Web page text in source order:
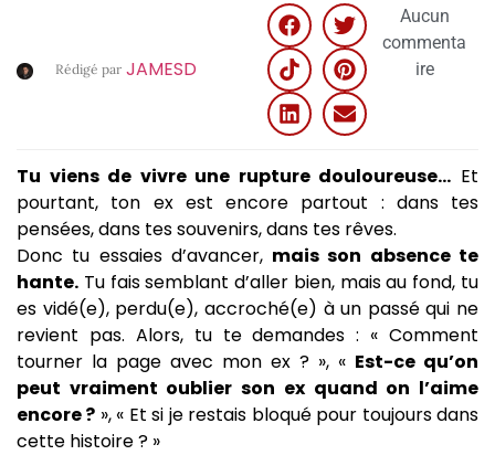
Rédigé par JAMESD
Aucun
commenta
ire
Tu viens de vivre une rupture douloureuse… Et
pourtant, ton ex est encore partout : dans tes
pensées, dans tes souvenirs, dans tes rêves.
Donc tu essaies d’avancer, mais son absence te
hante. Tu fais semblant d’aller bien, mais au fond, tu
es vidé(e), perdu(e), accroché(e) à un passé qui ne
revient pas. Alors, tu te demandes : « Comment
tourner la page avec mon ex ? », « Est-ce qu’on
peut vraiment oublier son ex quand on l’aime
encore ? », « Et si je restais bloqué pour toujours dans
cette histoire ? »